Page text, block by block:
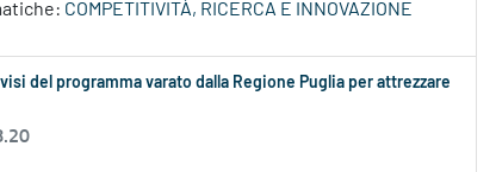
COMPETITIVITÀ, RICERCA E INNOVAZIONE
del programma varato dalla Regione Puglia per attrezzare